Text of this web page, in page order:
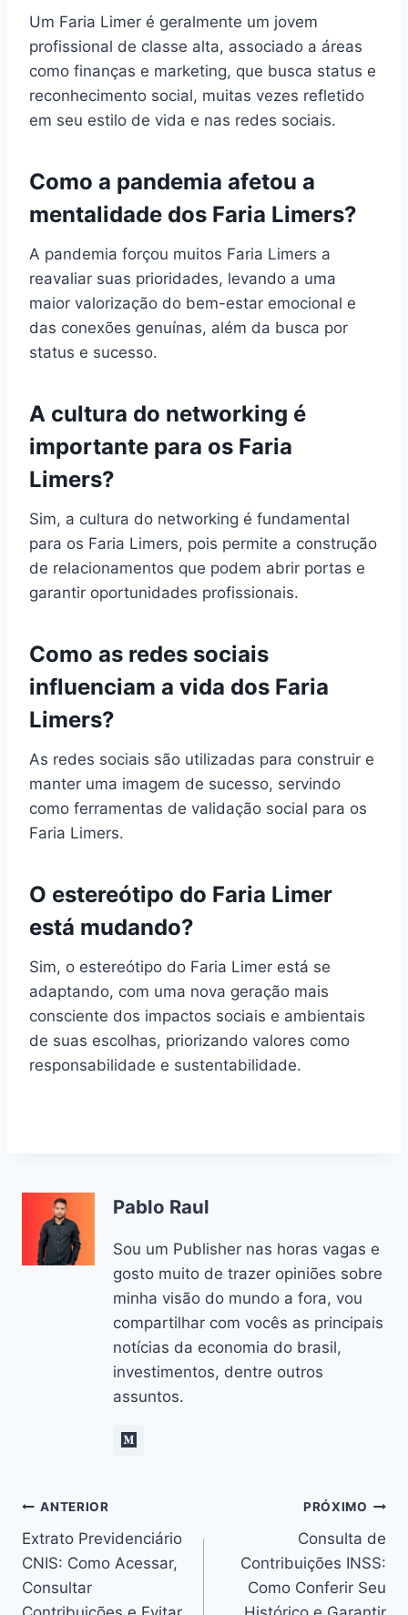
Um Faria Limer é geralmente um jovem
profissional de classe alta, associado a áreas
como finanças e marketing, que busca status e
reconhecimento social, muitas vezes refletido
em seu estilo de vida e nas redes sociais.
Como a pandemia afetou a
mentalidade dos Faria Limers?
A pandemia forçou muitos Faria Limers a
reavaliar suas prioridades, levando a uma
maior valorização do bem-estar emocional e
das conexões genuínas, além da busca por
status e sucesso.
A cultura do networking é
importante para os Faria
Limers?
Sim, a cultura do networking é fundamental
para os Faria Limers, pois permite a construção
de relacionamentos que podem abrir portas e
garantir oportunidades profissionais.
Como as redes sociais
influenciam a vida dos Faria
Limers?
As redes sociais são utilizadas para construir e
manter uma imagem de sucesso, servindo
como ferramentas de validação social para os
Faria Limers.
O estereótipo do Faria Limer
está mudando?
Sim, o estereótipo do Faria Limer está se
adaptando, com uma nova geração mais
consciente dos impactos sociais e ambientais
de suas escolhas, priorizando valores como
responsabilidade e sustentabilidade.
Pablo Raul
Sou um Publisher nas horas vagas e
gosto muito de trazer opiniões sobre
minha visão do mundo a fora, vou
compartilhar com vocês as principais
notícias da economia do brasil,
investimentos, dentre outros
assuntos.
Navegação
de
Post
ANTERIOR
Extrato Previdenciário
CNIS: Como Acessar,
Consultar
PRÓXIMO
Consulta de
Contribuições INSS:
Como Conferir Seu